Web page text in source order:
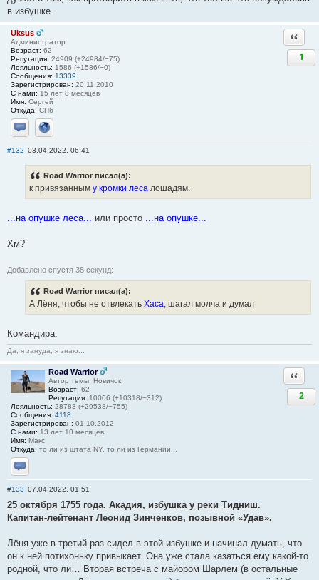
в избушке.
Uksus
Администратор
Возраст: 62
Репутация: 24909 (+24984/−75)
Лояльность: 1586 (+1586/−0)
Сообщения: 13339
Зарегистрирован: 20.11.2010
С нами: 15 лет 8 месяцев
Имя: Сергей
Откуда: СПб
Отправить личное сообщение
Сайт
1
#132 03.04.2022, 06:41
Road Warrior писал(а):
к привязанным у кромки леса лошадям.
...на опушке леса... или просто ...на опушке...
Хм?
Добавлено спустя 38 секунд:
Road Warrior писал(а):
А Лёня, чтобы не отвлекать Хаса , шагал молча и думал
Командира.
Да, я зануда, я знаю...
Road Warrior
Автор темы, Новичок
Возраст: 62
Репутация: 10006 (+10318/−312)
Лояльность: 28783 (+29538/−755)
Сообщения: 4118
Зарегистрирован: 01.10.2012
С нами: 13 лет 10 месяцев
Имя: Макс
Откуда: то ли из штата NY, то ли из Германии...
Отправить личное сообщение
2
#133 07.04.2022, 01:51
25 октября 1755 года. Акадия, избушка у реки Тидниш.
Капитан-лейтенант Леонид Зинченков, позывной «Удав».
Лёня уже в третий раз сидел в этой избушке и начинал думать, что
он к ней потихоньку привыкает. Она уже стала казаться ему какой-то
родной, что ли… Вторая встреча с майором Шарлем (в остальные